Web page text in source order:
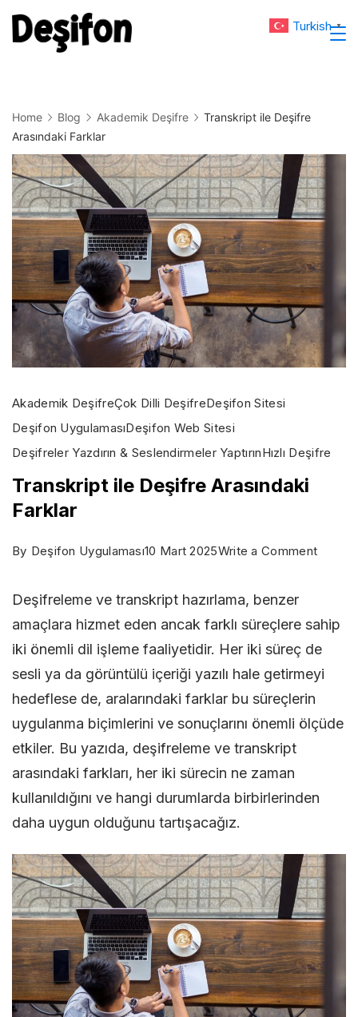
Skip
to
Home Blog Akademik Deşifre
Transkript ile Deşifre
Arasındaki Farklar
Akademik DeşifreÇok Dilli DeşifreDeşifon Sitesi
Deşifon UygulamasıDeşifon Web Sitesi
Deşifreler Yazdırın & Seslendirmeler YaptırınHızlı Deşifre
Transkript ile Deşifre Arasındaki
Farklar
By Deşifon Uygulaması10 Mart 2025Write a Commenton
Farklar
Deşifreleme ve transkript hazırlama, benzer
amaçlara hizmet eden ancak farklı süreçlere sahip
iki önemli dil işleme faaliyetidir. Her iki süreç de
sesli ya da görüntülü içeriği yazılı hale getirmeyi
hedeflese de, aralarındaki farklar bu süreçlerin
uygulanma biçimlerini ve sonuçlarını önemli ölçüde
etkiler. Bu yazıda, deşifreleme ve transkript
arasındaki farkları, her iki sürecin ne zaman
kullanıldığını ve hangi durumlarda birbirlerinden
daha uygun olduğunu tartışacağız.
Turkish ▼